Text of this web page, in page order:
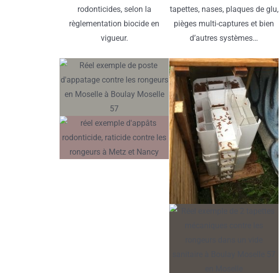
rodonticides, selon la
règlementation biocide en
vigueur.
tapettes, nases, plaques de glu,
pièges multi-captures et bien
d’autres systèmes…